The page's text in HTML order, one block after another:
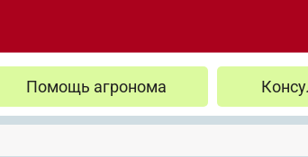
Помощь агронома